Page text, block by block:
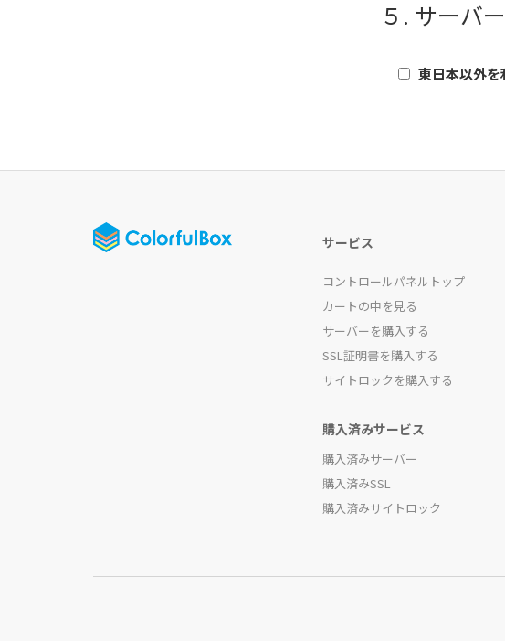
５. サーバ
東日本以外を
サービス
コントロールパネルトップ
カートの中を見る
サーバーを購入する
SSL証明書を購入する
サイトロックを購入する
購入済みサービス
購入済みサーバー
購入済みSSL
購入済みサイトロック